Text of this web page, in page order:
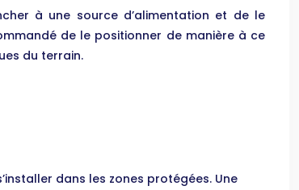
à une source d’alimentation et de le
de le positionner de manière à ce
du terrain.
dans les zones protégées. Une